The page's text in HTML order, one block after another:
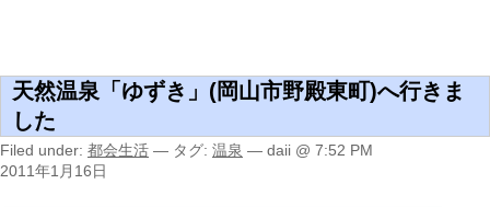
天然温泉「ゆずき」(岡山市野殿東町)へ行きま
した
Filed under: 都会生活 — タグ: 温泉 — daii @ 7:52 PM
2011年1月16日